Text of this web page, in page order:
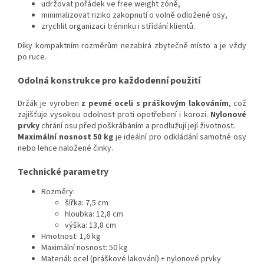
udržovat pořádek ve free weight zóně,
minimalizovat riziko zakopnutí o volně odložené osy,
zrychlit organizaci tréninku i střídání klientů.
Díky kompaktním rozměrům nezabírá zbytečně místo a je vždy
po ruce.
Odolná konstrukce pro každodenní použití
Držák je vyroben z pevné oceli s práškovým lakováním, což
zajišťuje vysokou odolnost proti opotřebení i korozi. Nylonové
prvkychrání osu před poškrábáním a prodlužují její životnost.
Maximální nosnost 50 kg je ideální pro odkládání samotné osy
nebo lehce naložené činky.
Technické parametry
Rozměry:
šířka: 7,5 cm
hloubka: 12,8 cm
výška: 13,8 cm
Hmotnost: 1,6 kg
Maximální nosnost: 50 kg
Materiál: ocel (práškové lakování) + nylonové prvky